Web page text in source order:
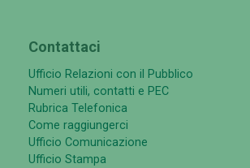
Contattaci
Ufficio Relazioni con il Pubblico
Numeri utili, contatti e PEC
Rubrica Telefonica
Come raggiungerci
Ufficio Comunicazione
Ufficio Stampa